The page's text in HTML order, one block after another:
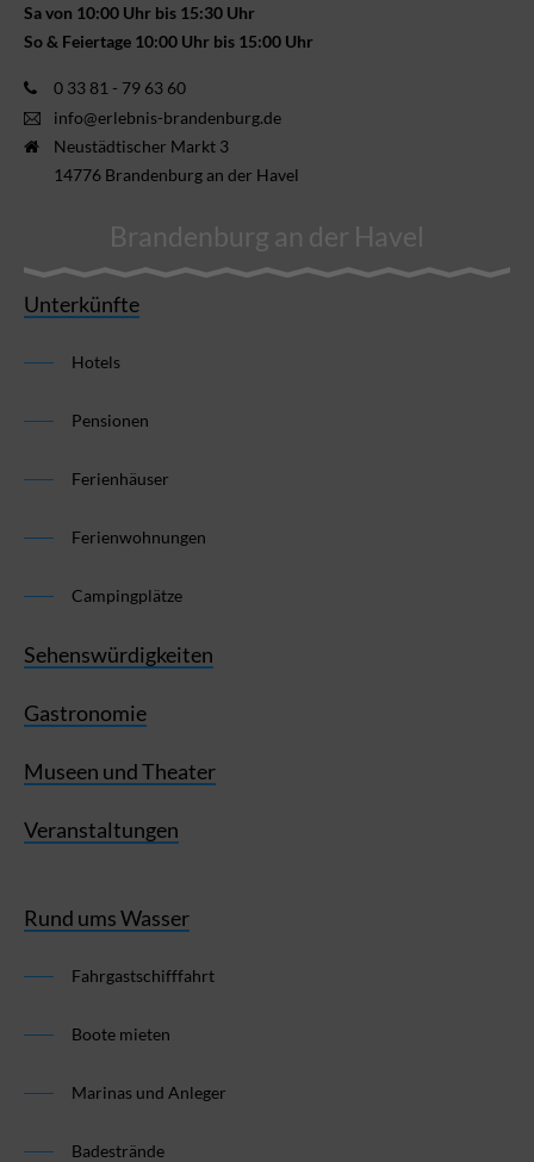
Sa von 10:00 Uhr bis 15:30 Uhr
So & Feiertage 10:00 Uhr bis 15:00 Uhr
0 33 81 - 79 63 60
info@erlebnis-brandenburg.de
Neustädtischer Markt 3
14776 Brandenburg an der Havel
Brandenburg an der Havel
Unterkünfte
Hotels
Pensionen
Ferienhäuser
Ferienwohnungen
Campingplätze
Sehenswürdigkeiten
Gastronomie
Museen und Theater
Veranstaltungen
Rund ums Wasser
Fahrgastschifffahrt
Boote mieten
Marinas und Anleger
Badestrände